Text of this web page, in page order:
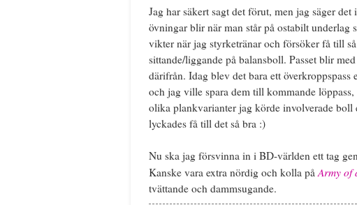
Jag har säkert sagt det förut, men jag säger
övningar blir när man står på ostabilt underlag
vikter när jag styrketränar och försöker få till
sittande/liggande på balansboll. Passet blir
därifrån. Idag blev det bara ett överkroppspass
och jag ville spara dem till kommande
olika plankvarianter jag körde involverade
lyckades få till det så bra :)
Nu ska jag försvinna in i BD-världen ett tag
Kanske vara extra nördig och kolla på Army of
tvättande och dammsugande.